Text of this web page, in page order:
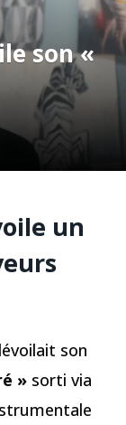
son «
un
son
» sorti via